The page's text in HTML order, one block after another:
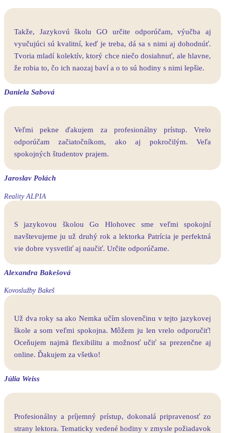
Takže, Jazykovú školu GO určite odporúčam, výučba aj
vyučujúci sú kvalitní, keď je treba, dá sa s nimi aj dohodnúť.
Tvoria mladí kolektív, ktorý chce niečo dosiahnuť, ale hlavne,
že robia to, čo ich naozaj baví a o to sú hodiny s nimi lepšie.
Daniela Sabová
Veľmi pekne ďakujem za profesionálny prístup. Vrelo
odporúčam začiatočníkom, ako aj pokročilým. Veľa
spokojných študentov prajem.
Jaroslav Polách
Reality ALPIA
S jazykovou školou Go Hlohovec sme veľmi spokojní
navštevujeme ju už druhý rok a lektorka Patrícia je perfektná
vie dobre vysvetliť aj naučiť. Určite odporúčame.
Alexandra Bakešová
Kovoslužby Bakeš
Už dva roky sa ako Nemka učím slovenčinu v tejto jazykovej
škole a som veľmi spokojna. Môžem ju len vrelo odporučiť!
Oceňujem najmä flexibilitu a možnosť učiť sa prezenčne aj
online. Ďakujem za všetko!
Júlia Weiss
Profesionálny a príjemný prístup, dokonalá pripravenosť zo
strany lektora. Tematicky vedené hodiny v zmysle požiadavok